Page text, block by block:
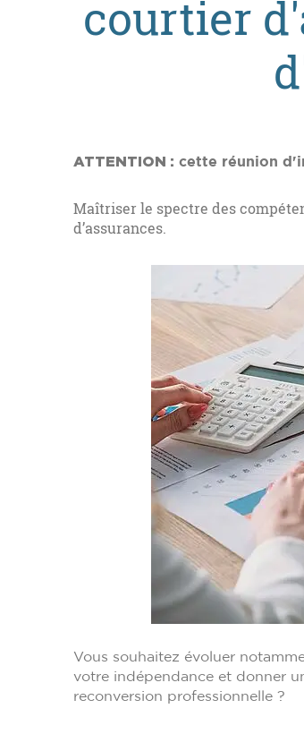
courtier
ATTENTION : cette réunion
Maîtriser le spectre des
d’assurances.
Vous souhaitez évoluer
votre indépendance et donner
reconversion professionnelle ?